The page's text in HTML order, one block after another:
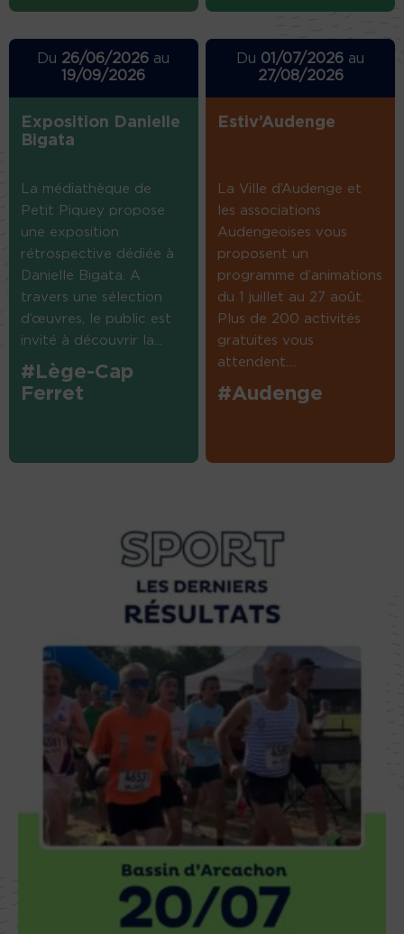
Du 26/06/2026 au
19/09/2026
Exposition Danielle
Bigata
La médiathèque de
Petit Piquey propose
une exposition
rétrospective dédiée à
Danielle Bigata. A
travers une sélection
d’œuvres, le public est
invité à découvrir la...
#Lège-Cap
Ferret
Du 01/07/2026 au
27/08/2026
Estiv’Audenge
La Ville d’Audenge et
les associations
Audengeoises vous
proposent un
programme d’animations
du 1 juillet au 27 août.
Plus de 200 activités
gratuites vous
attendent....
#Audenge